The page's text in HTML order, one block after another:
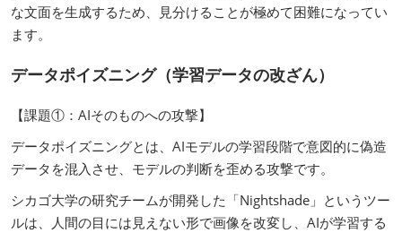
な文面を生成するため、見分けることが極めて困難になってい
ます。
データポイズニング（学習データの改ざん）
【課題①：AIそのものへの攻撃】
データポイズニングとは、AIモデルの学習段階で意図的に偽造
データを混入させ、モデルの判断を歪める攻撃です。
シカゴ大学の研究チームが開発した「Nightshade」というツー
ルは、人間の目には見えない形で画像を改変し、AIが学習する